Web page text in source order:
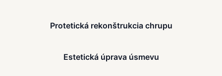
Protetická rekonštrukcia chrupu
Estetická úprava úsmevu